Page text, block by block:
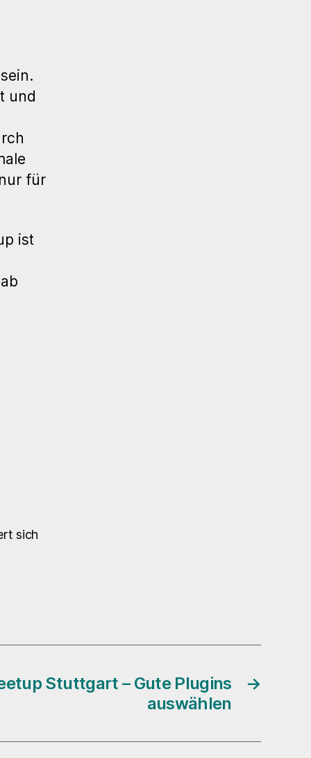
Block-
Editor
und
für
ist
sich
→
Stuttgart – Gute Plugins
auswählen